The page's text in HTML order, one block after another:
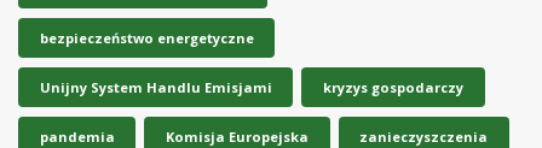
bezpieczeństwo energetyczne
Unijny System Handlu Emisjami kryzys gospodarczy
pandemia Komisja Europejska zanieczyszczenia